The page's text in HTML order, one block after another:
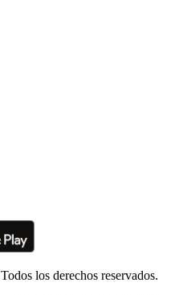
los derechos reservados.